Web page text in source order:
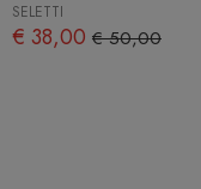
SELETTI
€ 38,00 € 50,00